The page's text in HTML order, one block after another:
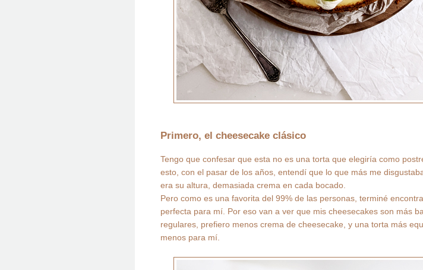
Primero, el cheesecake clásico
Tengo que confesar que esta no es una torta que elegiría como
esto, con el pasar de los años, entendí que lo que más me
era su altura, demasiada crema en cada bocado.
Pero como es una favorita del 99% de las personas, terminé
perfecta para mí. Por eso van a ver que mis cheesecakes son más
regulares, prefiero menos crema de cheesecake, y una torta más
menos para mí.